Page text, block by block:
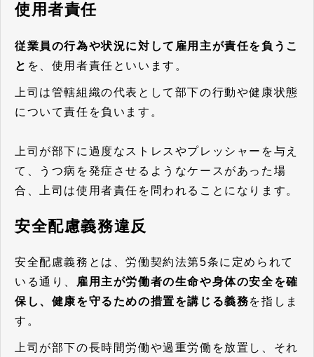
使用者責任
従業員の行為や状況に対して雇用主が責任を負うこ
と を、使用者責任といいます。
上司は管轄組織の代表として部下の行動や健康状態
について責任を負います。
上司が部下に過度なストレスやプレッシャーを与え
て、うつ病を発症させるようなケースがあった場
合、上司は使用者責任を問われることになります。
安全配慮義務違反
安全配慮義務とは、労働契約法第5条に定められて
いる通り、
雇用主が労働者の生命や身体の安全を確
保し、健康を守るための措置を講じる義務を指しま
す。
上司が部下の長時間労働や過重労働を放置し、それ